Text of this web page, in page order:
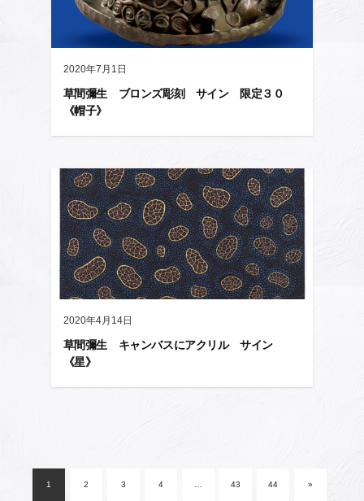
2020年7月1日
草間彌生 ブロンズ彫刻 サイン 限定３０
《帽子》
2020年4月14日
草間彌生 キャンバスにアクリル サイン
《星》
稿
1 2 3 4 43 44 »